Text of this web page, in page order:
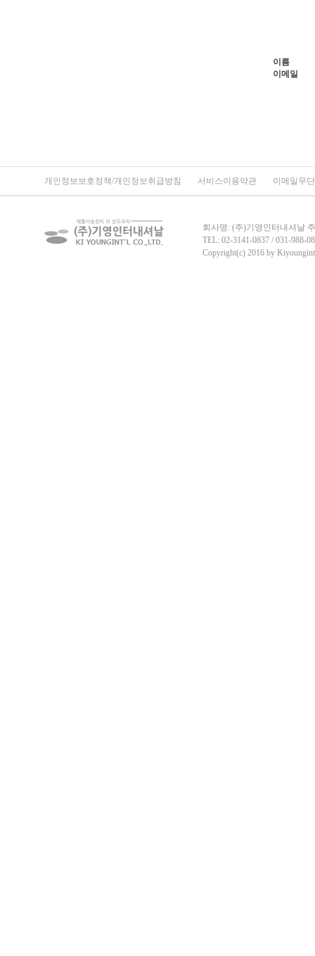
이름
이메일
개인정보보호정책/개인정보취급방침 서비스이용약관 이메일무
회사명: (주)기영인터내셔날
TEL: 02-3141-0837 / 031-988-
Copyright(c) 2016 by